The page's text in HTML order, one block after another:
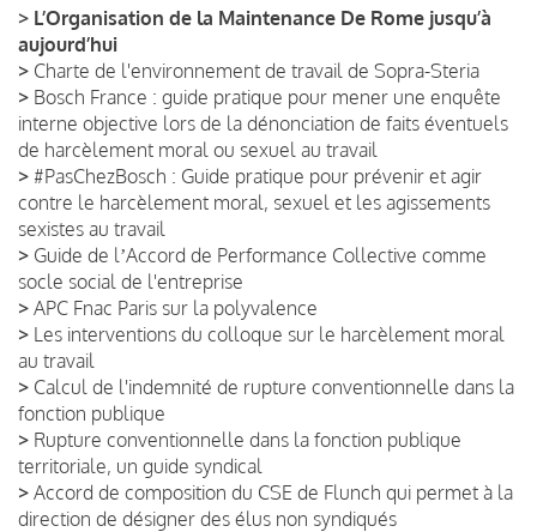
> L’Organisation de la Maintenance De Rome jusqu’à
aujourd’hui
> Charte de l'environnement de travail de Sopra-Steria
> Bosch France : guide pratique pour mener une enquête
interne objective lors de la dénonciation de faits éventuels
de harcèlement moral ou sexuel au travail
> #PasChezBosch : Guide pratique pour prévenir et agir
contre le harcèlement moral, sexuel et les agissements
sexistes au travail
> Guide de lʼAccord de Performance Collective comme
socle social de l'entreprise
> APC Fnac Paris sur la polyvalence
> Les interventions du colloque sur le harcèlement moral
au travail
> Calcul de l'indemnité de rupture conventionnelle dans la
fonction publique
> Rupture conventionnelle dans la fonction publique
territoriale, un guide syndical
> Accord de composition du CSE de Flunch qui permet à la
direction de désigner des élus non syndiqués